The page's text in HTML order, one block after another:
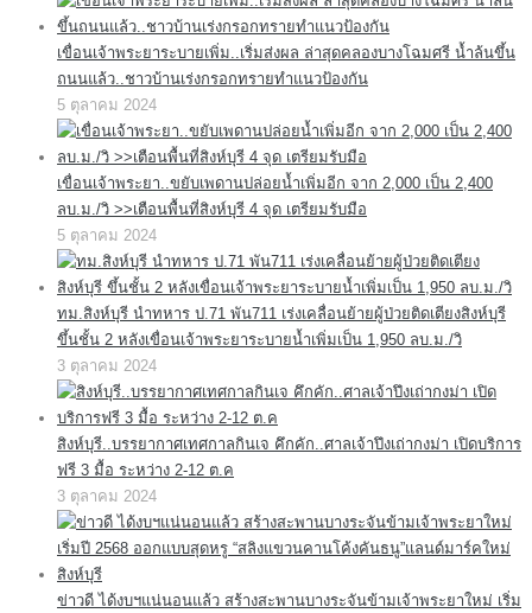
เขื่อนเจ้าพระยาระบายเพิ่ม..เริ่มส่งผล ล่าสุดคลองบางโฉมศรี น้ำล้นขึ้น
ถนนแล้ว..ชาวบ้านเร่งกรอกทรายทำแนวป้องกัน
5 ตุลาคม 2024
เขื่อนเจ้าพระยา..ขยับเพดานปล่อยน้ำเพิ่มอีก จาก 2,000 เป็น 2,400
ลบ.ม./วิ >>เตือนพื้นที่สิงห์บุรี 4 จุด เตรียมรับมือ
5 ตุลาคม 2024
ทม.สิงห์บุรี นำทหาร ป.71 พัน711 เร่งเคลื่อนย้ายผู้ป่วยติดเตียงสิงห์บุรี
ขึ้นชั้น 2 หลังเขื่อนเจ้าพระยาระบายน้ำเพิ่มเป็น 1,950 ลบ.ม./วิ
3 ตุลาคม 2024
สิงห์บุรี..บรรยากาศเทศกาลกินเจ คึกคัก..ศาลเจ้าปึงเถ่ากงม่า เปิดบริการ
ฟรี 3 มื้อ ระหว่าง 2-12 ต.ค
3 ตุลาคม 2024
ข่าวดี ได้งบฯแน่นอนแล้ว สร้างสะพานบางระจันข้ามเจ้าพระยาใหม่ เริ่ม